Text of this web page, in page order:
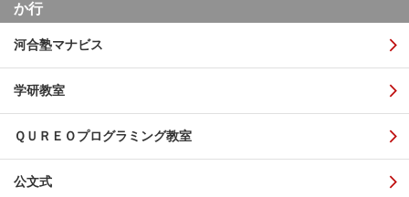
か行
河合塾マナビス
学研教室
ＱＵＲＥＯプログラミング教室
公文式